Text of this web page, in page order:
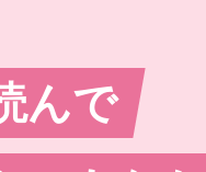
んで